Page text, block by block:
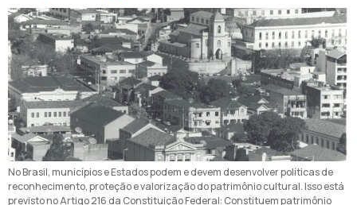
No Brasil, municípios e Estados podem e devem desenvolver políticas de
reconhecimento, proteção e valorização do patrimônio cultural. Isso está
previsto no Artigo 216 da Constituição Federal: Constituem patrimônio